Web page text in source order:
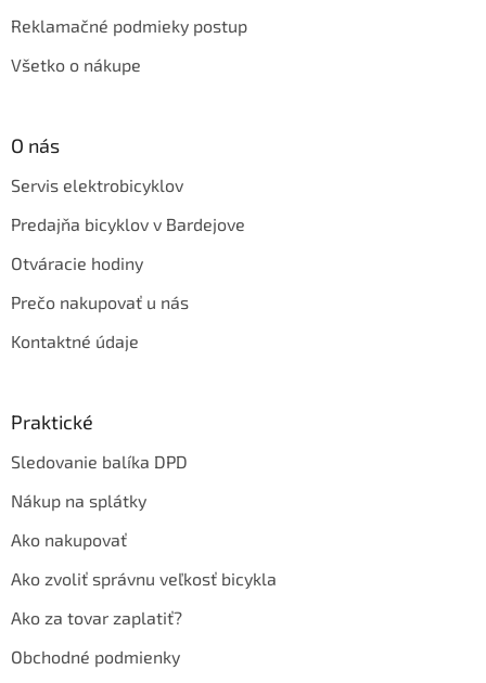
Reklamačné podmieky postup
Všetko o nákupe
O nás
Servis elektrobicyklov
Predajňa bicyklov v Bardejove
Otváracie hodiny
Prečo nakupovať u nás
Kontaktné údaje
Praktické
Sledovanie balíka DPD
Nákup na splátky
Ako nakupovať
Ako zvoliť správnu veľkosť bicykla
Ako za tovar zaplatiť?
Obchodné podmienky